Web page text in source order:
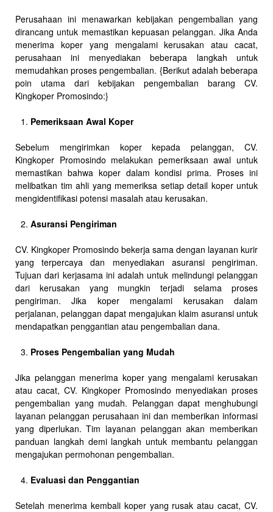
Perusahaan ini menawarkan kebijakan pengembalian yang
dirancang untuk memastikan kepuasan pelanggan. Jika Anda
menerima koper yang mengalami kerusakan atau cacat,
perusahaan ini menyediakan beberapa langkah untuk
memudahkan proses pengembalian. {Berikut adalah beberapa
poin utama dari kebijakan pengembalian barang CV.
Kingkoper Promosindo:}
Pemeriksaan Awal Koper
Sebelum mengirimkan koper kepada pelanggan, CV.
Kingkoper Promosindo melakukan pemeriksaan awal untuk
memastikan bahwa koper dalam kondisi prima. Proses ini
melibatkan tim ahli yang memeriksa setiap detail koper untuk
mengidentifikasi potensi masalah atau kerusakan.
Asuransi Pengiriman
CV. Kingkoper Promosindo bekerja sama dengan layanan kurir
yang terpercaya dan menyediakan asuransi pengiriman.
Tujuan dari kerjasama ini adalah untuk melindungi pelanggan
dari kerusakan yang mungkin terjadi selama proses
pengiriman. Jika koper mengalami kerusakan dalam
perjalanan, pelanggan dapat mengajukan klaim asuransi untuk
mendapatkan penggantian atau pengembalian dana.
Proses Pengembalian yang Mudah
Jika pelanggan menerima koper yang mengalami kerusakan
atau cacat, CV. Kingkoper Promosindo menyediakan proses
pengembalian yang mudah. Pelanggan dapat menghubungi
layanan pelanggan perusahaan ini dan memberikan informasi
yang diperlukan. Tim layanan pelanggan akan memberikan
panduan langkah demi langkah untuk membantu pelanggan
mengajukan permohonan pengembalian.
Evaluasi dan Penggantian
Setelah menerima kembali koper yang rusak atau cacat, CV.